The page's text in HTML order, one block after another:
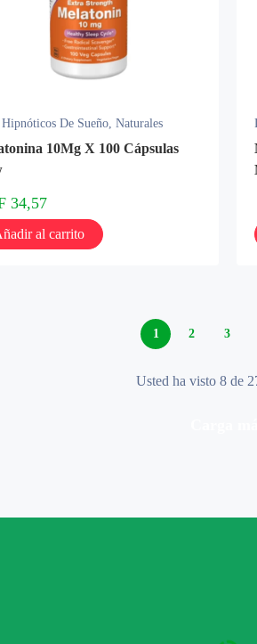
Hipnóticos De Sueño, Naturales
10Mg X 100 Cápsulas
34,57
al carrito
1 2 3
Usted ha visto 8 de